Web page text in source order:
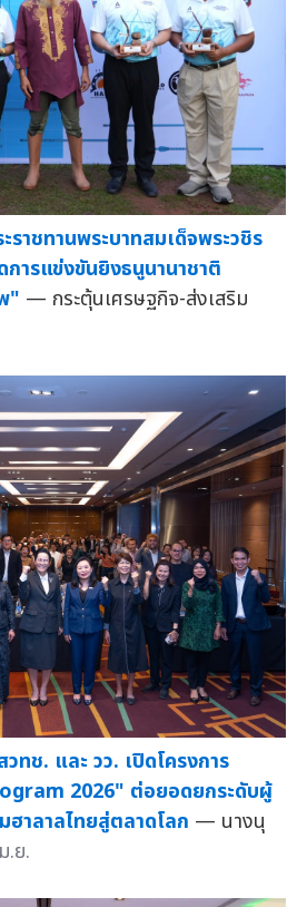
าชทานพระบาทสมเด็จพระวชิร
การแข่งขันยิงธนูนานาชาติ
" — กระตุ้นเศรษฐกิจ-ส่งเสริม
ทช. และ วว. เปิดโครงการ
2026" ต่อยอดยกระดับผู้
ฮาลาลไทยสู่ตลาดโลก — นางนุ
.ย.